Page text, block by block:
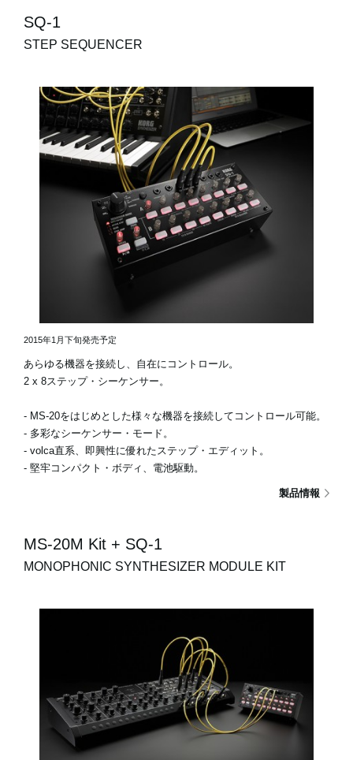
SQ-1
STEP SEQUENCER
2015年1月下旬発売予定
あらゆる機器を接続し、自在にコントロール。
2 x 8ステップ・シーケンサー。
- MS-20をはじめとした様々な機器を接続してコントロール可能。
- 多彩なシーケンサー・モード。
- volca直系、即興性に優れたステップ・エディット。
- 堅牢コンパクト・ボディ、電池駆動。
製品情報
MS-20M Kit + SQ-1
MONOPHONIC SYNTHESIZER MODULE KIT